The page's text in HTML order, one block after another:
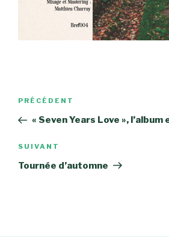
Navigation
l’article
Article
précédent
PRÉCÉDENT
« Seven Years Love »,
Article
suivant
SUIVANT
Tournée d’automne